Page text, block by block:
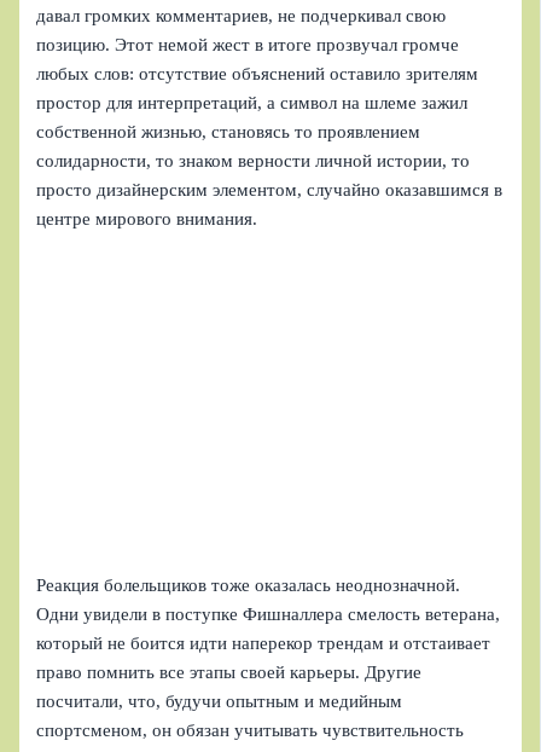
давал громких комментариев, не подчеркивал свою
позицию. Этот немой жест в итоге прозвучал громче
любых слов: отсутствие объяснений оставило зрителям
простор для интерпретаций, а символ на шлеме зажил
собственной жизнью, становясь то проявлением
солидарности, то знаком верности личной истории, то
просто дизайнерским элементом, случайно оказавшимся в
центре мирового внимания.
Реакция болельщиков тоже оказалась неоднозначной.
Одни увидели в поступке Фишналлера смелость ветерана,
который не боится идти наперекор трендам и отстаивает
право помнить все этапы своей карьеры. Другие
посчитали, что, будучи опытным и медийным
спортсменом, он обязан учитывать чувствительность